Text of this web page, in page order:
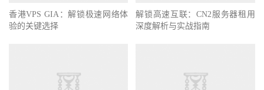
香港VPS GIA：解锁极速网络体
验的关键选择
解锁高速互联：CN2服务器租用
深度解析与实战指南